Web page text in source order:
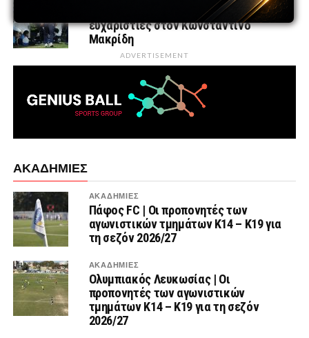
ΚΟΠ | Λύση της συνεργασίας και
ευχαριστίες στον Κωνσταντίνο
Μακρίδη
ADVERTISEMENT
ΑΚΑΔΗΜΙΕΣ
ΑΚΑΔΗΜΙΕΣ
Πάφος FC | Οι προπονητές των
αγωνιστικών τμημάτων Κ14 – Κ19 για
τη σεζόν 2026/27
ΑΚΑΔΗΜΙΕΣ
Ολυμπιακός Λευκωσίας | Οι
προπονητές των αγωνιστικών
τμημάτων Κ14 – Κ19 για τη σεζόν
2026/27